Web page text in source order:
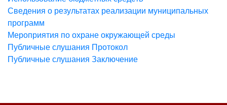
Сведения о результатах реализации муниципальных
программ
Мероприятия по охране окружающей среды
Публичные слушания Протокол
Публичные слушания Заключение